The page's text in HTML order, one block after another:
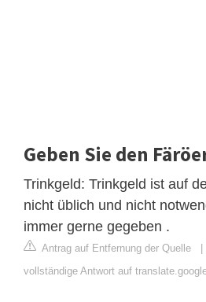
Geben Sie den
Trinkgeld: Trinkgeld ist auf
nicht üblich und nicht
immer gerne gegeben .
Antrag auf Entfernung der Quelle |
vollständige Antwort auf